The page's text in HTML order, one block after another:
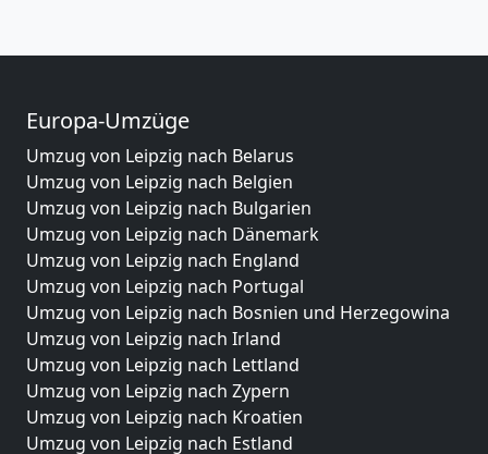
Europa-Umzüge
Umzug von Leipzig nach Belarus
Umzug von Leipzig nach Belgien
Umzug von Leipzig nach Bulgarien
Umzug von Leipzig nach Dänemark
Umzug von Leipzig nach England
Umzug von Leipzig nach Portugal
Umzug von Leipzig nach Bosnien und Herzegowina
Umzug von Leipzig nach Irland
Umzug von Leipzig nach Lettland
Umzug von Leipzig nach Zypern
Umzug von Leipzig nach Kroatien
Umzug von Leipzig nach Estland